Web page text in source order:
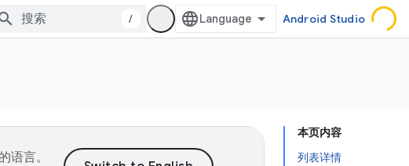
/ Android Studio
本页内容
列表详情
语言。